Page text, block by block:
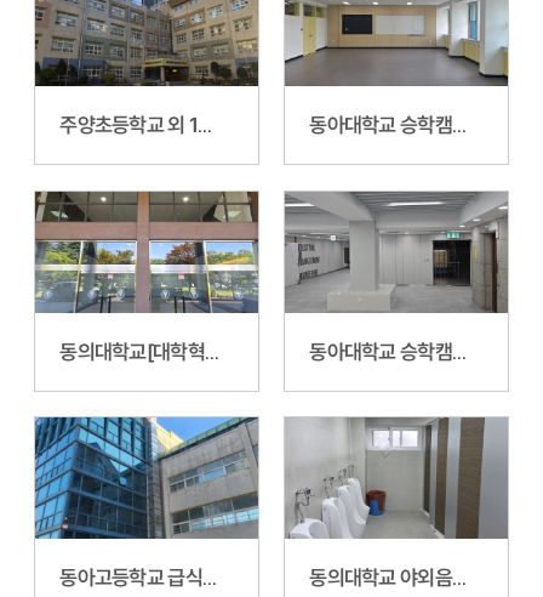
주양초등학교 외 1교(삼덕초) 다목적강당 보수 및 기타공사 동아대학교 승학캠퍼스 자연과학대학 정보수학과 전산실 및 강의실 환경개선공사
동의대학교[대학혁신사업]제1인문관로비 및 복도 환경개선공사 동아대학교 승학캠퍼스 공과대학 5호관 7,9층 로비 환경개선 공사
동아고등학교 급식실현대화 건축 및 기타공사 동의대학교 야외음악당 환경개선공사